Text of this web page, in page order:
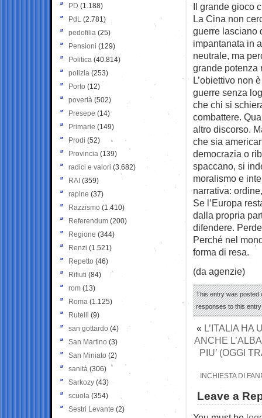
Il grande gioco
La Cina non
guerre lasciano
impantanata in
neutrale, ma
grande potenza
L’obiettivo non
guerre senza
che chi si
combattere.
altro discorso.
che sia
democrazia o
spaccano, si
moralismo e
narrativa:
Se l’Europa
dalla propria
difendere.
Perché nel
forma di resa.
(da agenzie)
This entry was posted
responses to this
« L’ITALIA HA
ANCHE
PIU’ (OGGI
INCHIESTA DI
Leave a
PD (1.188)
PdL (2.781)
pedofilia (25)
Pensioni (129)
Politica (40.814)
polizia (253)
Porto (12)
povertà (502)
Presepe (14)
Primarie (149)
Prodi (52)
Provincia (139)
radici e valori (3.682)
RAI (359)
rapine (37)
Razzismo (1.410)
Referendum (200)
Regione (344)
Renzi (1.521)
Repetto (46)
Rifiuti (84)
rom (13)
Roma (1.125)
Rutelli (9)
san gottardo (4)
San Martino (3)
San Miniato (2)
sanità (306)
Sarkozy (43)
scuola (354)
Sestri Levante (2)